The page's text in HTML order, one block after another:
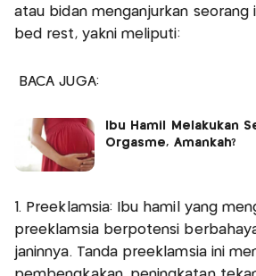
atau bidan menganjurkan seorang
bed rest, yakni meliputi:
BACA JUGA:
Ibu Hamil Melakukan
Orgasme, Amankah?
1. Preeklamsia: Ibu hamil yang
preeklamsia berpotensi
janinnya. Tanda preeklamsia ini